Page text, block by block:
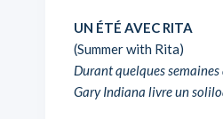
UN ÉTÉ AVEC RITA
(Summer with Rita)
Durant quelques
Gary Indiana livre un